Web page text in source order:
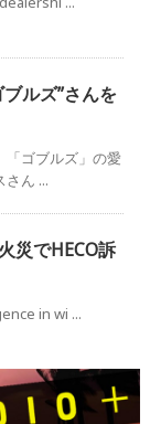
ルズ”さんを
「ゴブルズ」の愛
ん ...
災でHECO訴
in wi ...